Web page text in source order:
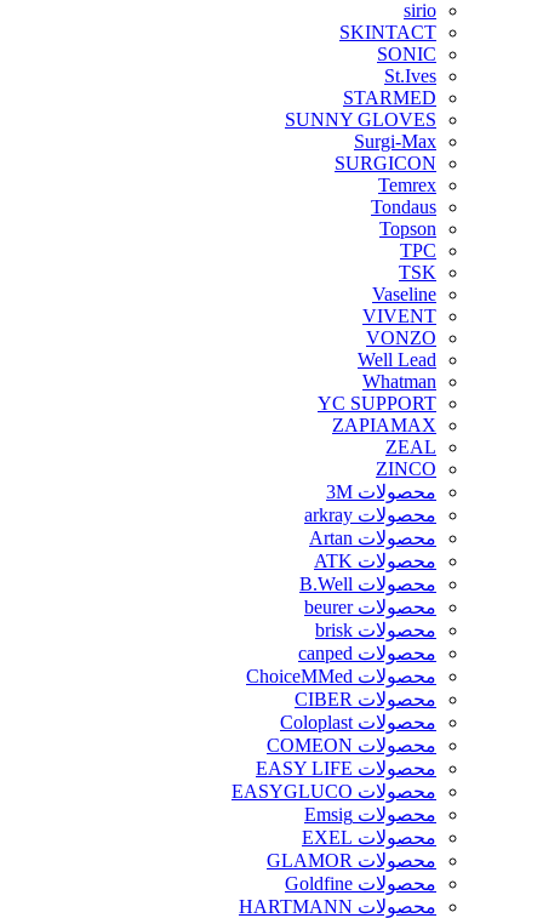
sirio
SKINTACT
SONIC
St.Ives
STARMED
SUNNY GLOVES
Surgi-Max
SURGICON
Temrex
Tondaus
Topson
TPC
TSK
Vaseline
VIVENT
VONZO
Well Lead
Whatman
YC SUPPORT
ZAPIAMAX
ZEAL
ZINCO
محصولات 3M
محصولات arkray
محصولات Artan
محصولات ATK
محصولات B.Well
محصولات beurer
محصولات brisk
محصولات canped
محصولات ChoiceMMed
محصولات CIBER
محصولات Coloplast
محصولات COMEON
محصولات EASY LIFE
محصولات EASYGLUCO
محصولات Emsig
محصولات EXEL
محصولات GLAMOR
محصولات Goldfine
محصولات HARTMANN